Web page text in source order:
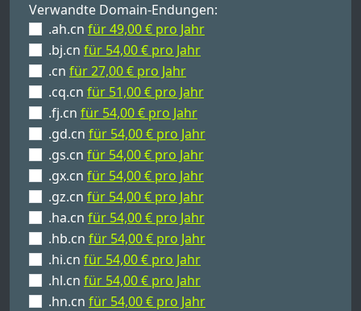
Verwandte Domain-Endungen:
.ah.cn für 49,00 € pro Jahr
.bj.cn für 54,00 € pro Jahr
.cn für 27,00 € pro Jahr
.cq.cn für 51,00 € pro Jahr
.fj.cn für 54,00 € pro Jahr
.gd.cn für 54,00 € pro Jahr
.gs.cn für 54,00 € pro Jahr
.gx.cn für 54,00 € pro Jahr
.gz.cn für 54,00 € pro Jahr
.ha.cn für 54,00 € pro Jahr
.hb.cn für 54,00 € pro Jahr
.hi.cn für 54,00 € pro Jahr
.hl.cn für 54,00 € pro Jahr
.hn.cn für 54,00 € pro Jahr